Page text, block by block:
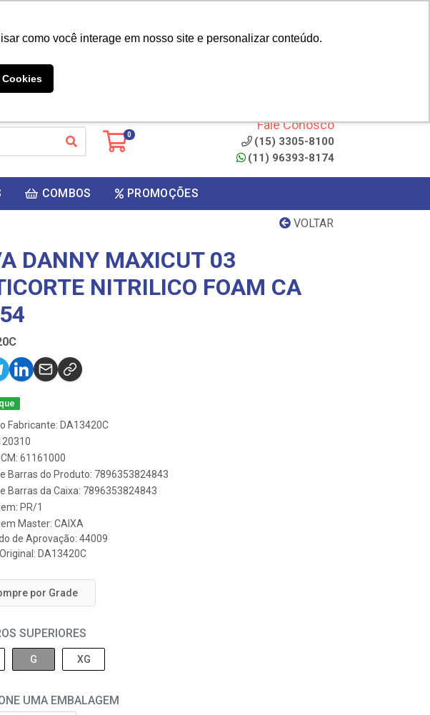
como você interage em nosso site e personalizar conteúdo.
0
Fale Conosco
(15) 3305-8100
(11) 96393-8174
COMBOS PROMOÇÕES
VOLTAR
DANNY MAXICUT 03
NITRILICO FOAM CA
Fabricante: DA13420C
61161000
Barras do Produto: 7896353824843
Barras da Caixa: 7896353824843
PR/1
Master: CAIXA
de Aprovação: 44009
DA13420C
por Grade
SUPERIORES
G XG
UMA EMBALAGEM